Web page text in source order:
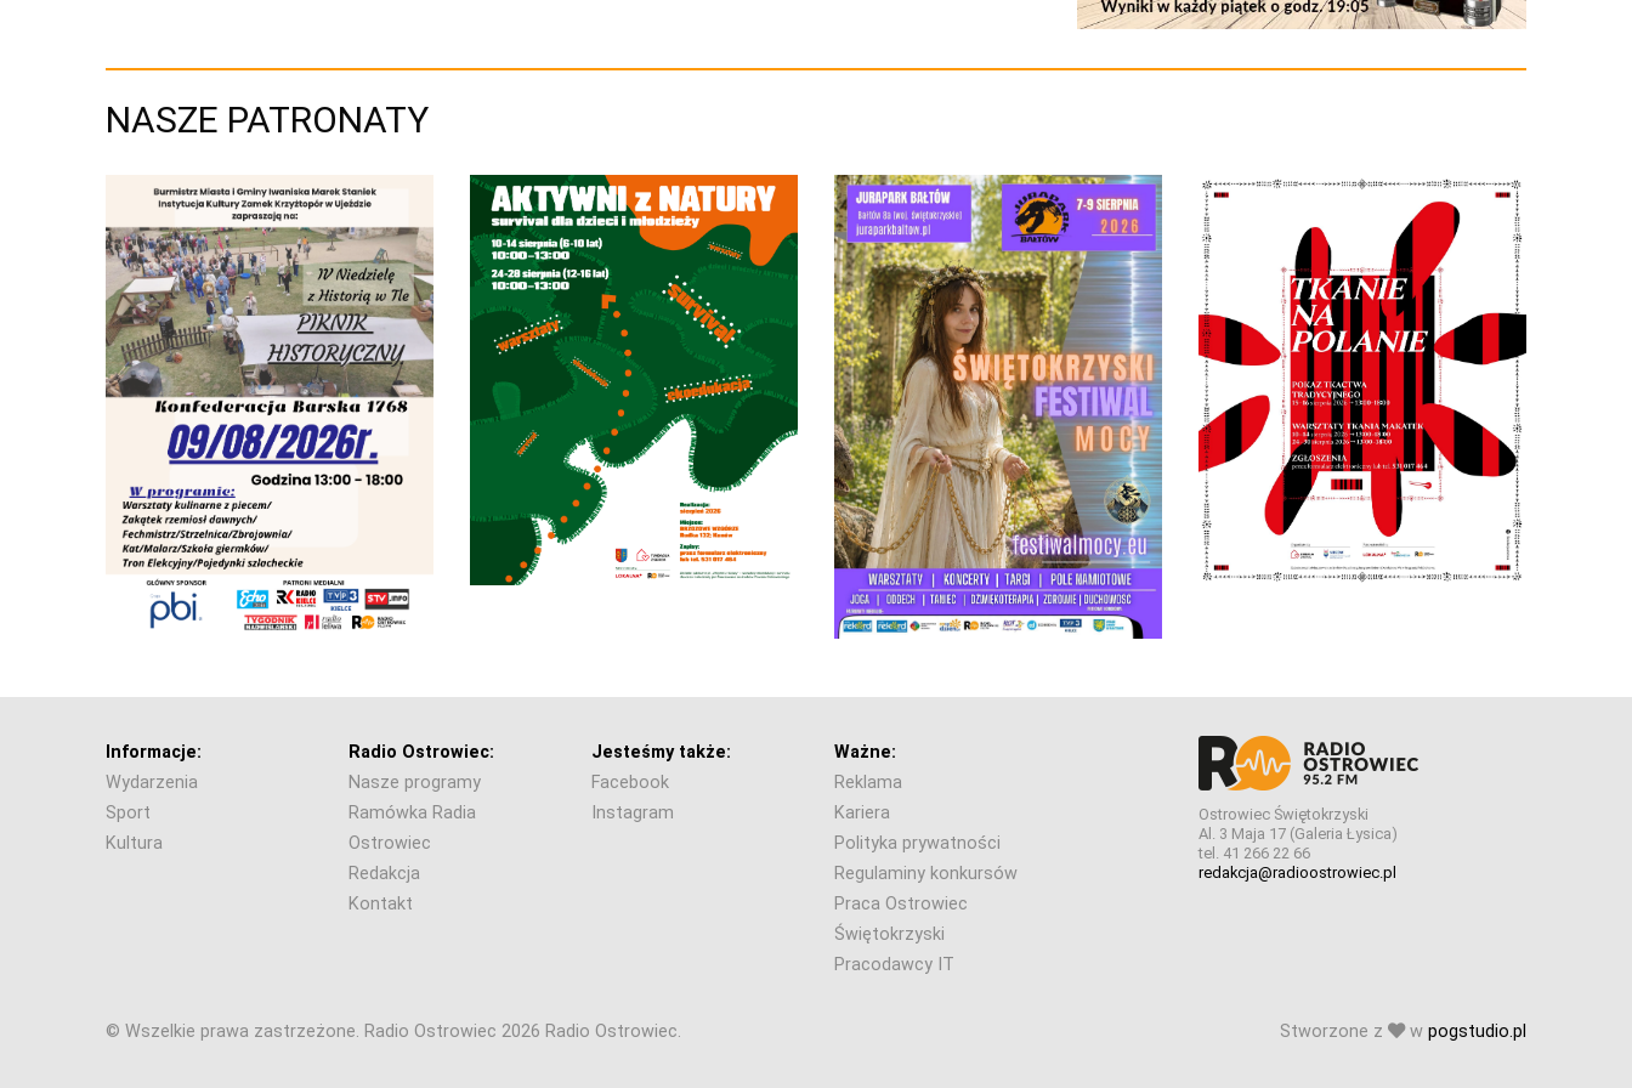
NASZE PATRONATY
Informacje:
Wydarzenia
Sport
Kultura
Radio Ostrowiec:
Nasze programy
Ramówka Radia
Ostrowiec
Redakcja
Kontakt
Jesteśmy także:
Facebook
Instagram
Ważne:
Reklama
Kariera
Polityka prywatności
Regulaminy konkursów
Praca Ostrowiec
Świętokrzyski
Pracodawcy IT
Ostrowiec Świętokrzyski
Al. 3 Maja 17 (Galeria Łysica)
tel. 41 266 22 66
redakcja@radioostrowiec.pl
© Wszelkie prawa zastrzeżone. Radio Ostrowiec 2026 Radio Ostrowiec. Stworzone z w pogstudio.pl